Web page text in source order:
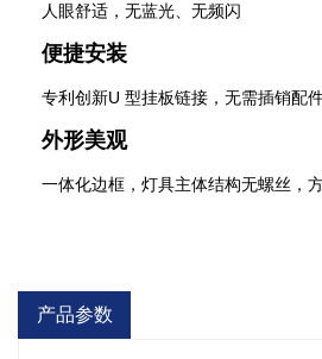
人眼舒适，无蓝光、无频闪
便捷安装
专利创新U 型挂板链接，无需插销配
外形美观
一体化边框，灯具主体结构无螺丝，
产品参数